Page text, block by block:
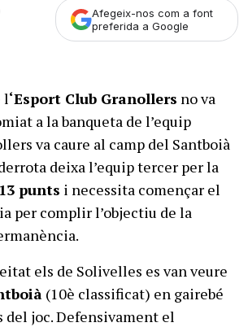
Afegeix-nos com a font
preferida a Google
l‘Esport Club Granollers no va
a la banqueta de l’equip
va caure al camp del Santboià
deixa l’equip tercer per la
13 punts i necessita començar el
per complir l’objectiu de la
els de Solivelles es van veure
(10è classificat) en gairebé
del joc. Defensivament el